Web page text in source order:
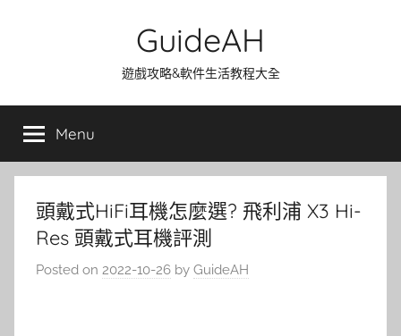
GuideAH
遊戲攻略&軟件生活教程大全
Menu
頭戴式HiFi耳機怎麼選? 飛利浦 X3 Hi-
Res 頭戴式耳機評測
Posted on 2022-10-26 by GuideAH